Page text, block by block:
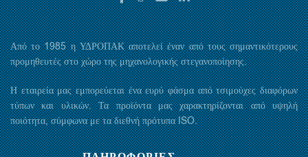
Από το 1985 η ΥΔΡΟΠΑΚ αποτελεί έναν από τους σημαντικότερους
προμηθευτές στο χώρο της μηχανολογικής στεγανοποίησης.
Η εταιρεία μας εμπορεύεται ένα ευρύ φάσμα από τσιμούχες διαφόρων
τύπων και υλικών. Τα προϊόντα μας χαρακτηρίζονται από υψηλή
ποιότητα, σύμφωνα με τα διεθνή πρότυπα ISO.